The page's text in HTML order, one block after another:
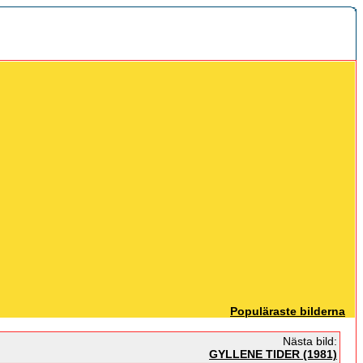
Populäraste bilderna
Nästa bild:
GYLLENE TIDER (1981)